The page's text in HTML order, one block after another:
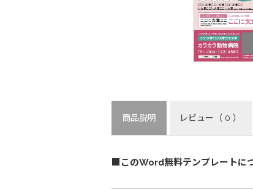
商品説明 レビュー （ 0 ）
■このWord無料テンプレートに